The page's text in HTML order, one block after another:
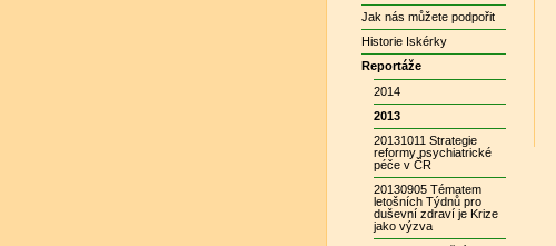
Jak nás můžete podpořit
Historie Iskérky
Reportáže
2014
2013
20131011 Strategie
reformy psychiatrické
péče v ČR
20130905 Tématem
letošních Týdnů pro
duševní zdraví je Krize
jako výzva